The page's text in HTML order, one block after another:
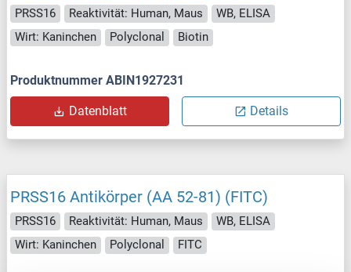
PRSS16 Reaktivität: Human, Maus
WB, ELISA
Wirt: Kaninchen
Polyclonal Biotin
Produktnummer ABIN1927231
Datenblatt Details
PRSS16 Antikörper (AA 52-81) (FITC)
PRSS16 Reaktivität: Human, Maus
WB, ELISA
Wirt: Kaninchen
Polyclonal FITC